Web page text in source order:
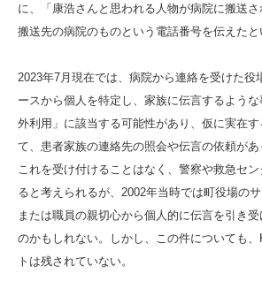
に、「康浩さんと思われる人物が病院に搬送さ
搬送先の病院のものという電話番号を伝えたと
2023年7月現在では、病院から連絡を受けた役
ースから個人を特定し、家族に伝言するよう
外利用」に該当する可能性があり、仮に実在
て、患者家族の連絡先の照会や伝言の依頼が
これを受け付けることはなく、警察や救急セ
ると考えられるが、2002年当時では町役場のサ
または職員の親切心から個人的に伝言を引き
のかもしれない。しかし、この件についても
トは残されていない。